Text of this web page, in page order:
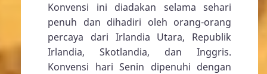
Konvensi ini diadakan selama sehari
penuh dan dihadiri oleh orang-orang
percaya dari Irlandia Utara, Republik
Irlandia, Skotlandia, dan Inggris.
Konvensi hari Senin dipenuhi dengan